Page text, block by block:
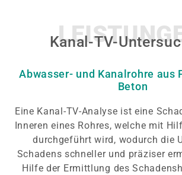
Kanal-TV-
Abwasser- und Kanalrohre aus
Beton
Eine Kanal-TV-Analyse ist eine
Inneren eines Rohres, welche mit
durchgeführt wird, wodurch die
Schadens schneller und präziser
Hilfe der Ermittlung des